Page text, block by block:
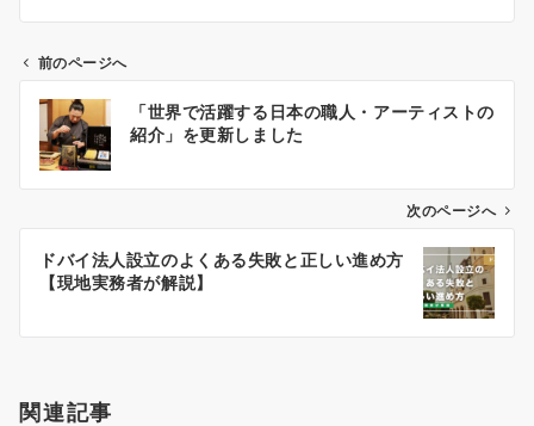
ン
前のページへ
「世界で活躍する日本の職人・アーティストの
紹介」を更新しました
次のページへ
ドバイ法人設立のよくある失敗と正しい進め方
【現地実務者が解説】
関連記事